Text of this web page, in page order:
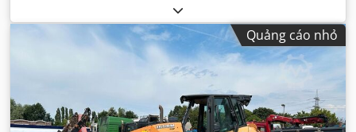
Quảng cáo nhỏ